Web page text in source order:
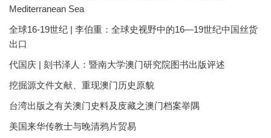
Mediterranean Sea
全球16-19世纪 | 李伯重：全球史视野中的16—19世纪中国丝货
出口
代国庆 | 刻书泽人：暨南大学澳门研究院图书出版评述
挖掘源文件文献、重现澳门历史原貌
台湾出版之有关澳门史料及庋藏之澳门档案举隅
美国来华传教士与晚清鸦片贸易